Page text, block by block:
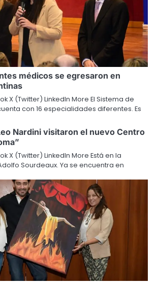
médicos se egresaron en
X (Twitter) LinkedIn More El Sistema de
con 16 especialidades diferentes. Es
Nardini visitaron el nuevo Centro
X (Twitter) LinkedIn More Está en la
Sourdeaux. Ya se encuentra en